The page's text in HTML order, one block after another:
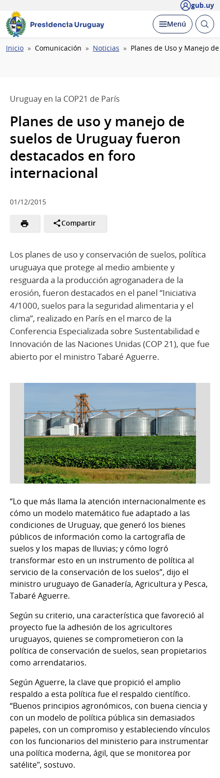
gub.uy
Presidencia Uruguay Desplegar
Menú Abrir
Ruta
Inicio Comunicación Noticias Planes de Uso y Manejo
Uruguay en la COP21 de París
Planes de uso y manejo de
suelos de Uruguay fueron
destacados en foro
internacional
01/12/2015
Compartir
Los planes de uso y conservación de suelos, política
uruguaya que protege al medio ambiente y
resguarda a la producción agroganadera de la
erosión, fueron destacados en el panel “Iniciativa
4/1000, suelos para la seguridad alimentaria y el
clima”, realizado en París en el marco de la
Conferencia Especializada sobre Sustentabilidad e
Innovación de las Naciones Unidas (COP 21), que fue
abierto por el ministro Tabaré Aguerre.
“Lo que más llama la atención internacionalmente es
cómo un modelo matemático fue adaptado a las
condiciones de Uruguay, que generó los bienes
públicos de información como la cartografía de
suelos y los mapas de lluvias; y cómo logró
transformar esto en un instrumento de política al
servicio de la conservación de los suelos”, dijo el
ministro uruguayo de Ganadería, Agricultura y Pesca,
Tabaré Aguerre.
Según su criterio, una característica que favoreció al
proyecto fue la adhesión de los agricultores
uruguayos, quienes se comprometieron con la
política de conservación de suelos, sean propietarios
como arrendatarios.
Según Aguerre, la clave que propició el amplio
respaldo a esta política fue el respaldo científico.
“Buenos principios agronómicos, con buena ciencia y
con un modelo de política pública sin demasiados
papeles, con un compromiso y estableciendo vínculos
con los funcionarios del ministerio para instrumentar
una política moderna, ágil, que se monitorea por
satélite", sostuvo.